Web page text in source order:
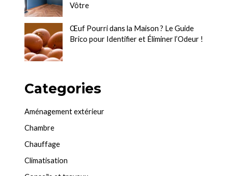
Vôtre
Œuf Pourri dans la Maison ? Le Guide
Brico pour Identifier et Éliminer l’Odeur !
Categories
Aménagement extérieur
Chambre
Chauffage
Climatisation